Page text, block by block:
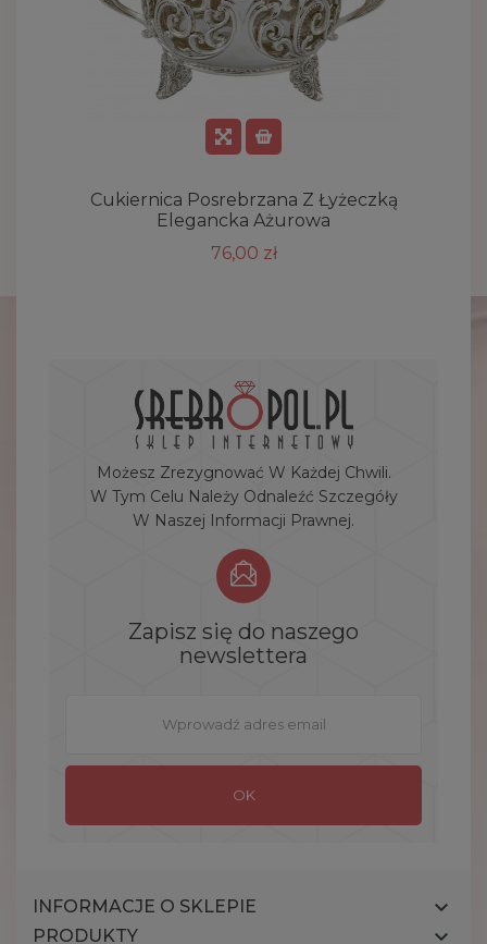
Cukiernica Posrebrzana Z Łyżeczką
Elegancka Ażurowa
76,00 zł
Możesz Zrezygnować W Każdej Chwili.
W Tym Celu Należy Odnaleźć Szczegóły
W Naszej Informacji Prawnej.
Zapisz się do naszego
newslettera
INFORMACJE O SKLEPIE 
PRODUKTY 